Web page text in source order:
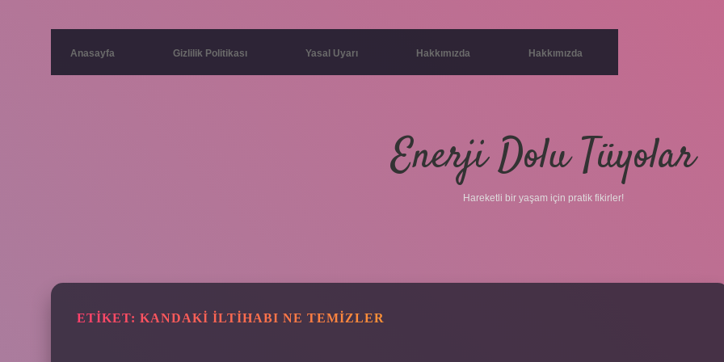
Anasayfa Gizlilik Politikası Yasal Uyarı Hakkımızda Hakkımızda
Enerji Dolu Tüyolar
Hareketli bir yaşam için pratik fikirler!
ETIKET: KANDAKI ILTIHABI NE TEMIZLER